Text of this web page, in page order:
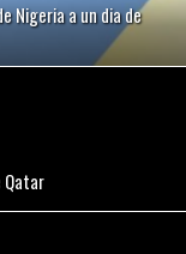
Nigeria a un dia de
Qatar